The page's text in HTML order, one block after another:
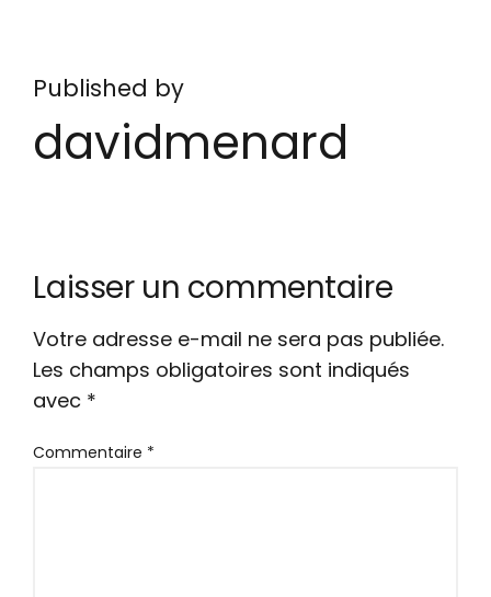
Published by
davidmenard
Laisser un commentaire
Votre adresse e-mail ne sera pas publiée.
Les champs obligatoires sont indiqués
avec *
Commentaire *